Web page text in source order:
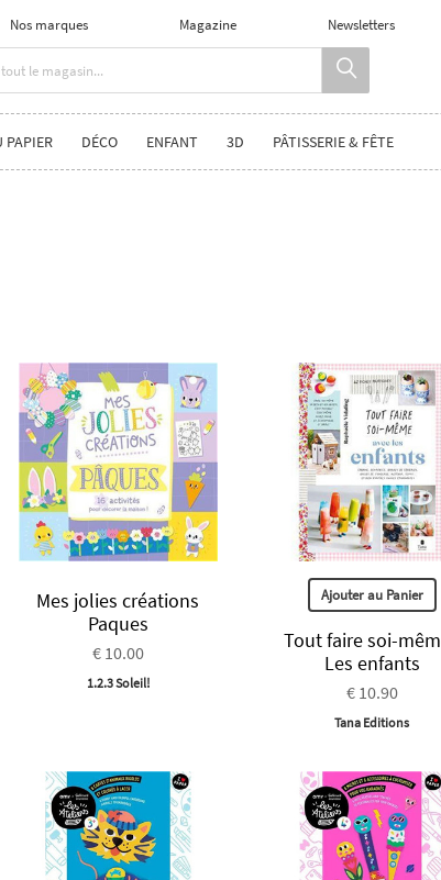
Nos marques Magazine Newsletters
PAPIER DÉCO ENFANT 3D PÂTISSERIE & FÊTE
Mes jolies créations
Paques
€ 10.00
1.2.3 Soleil!
Ajouter au Panier
Tout faire soi-
Les enfants
€ 10.90
Tana Editions